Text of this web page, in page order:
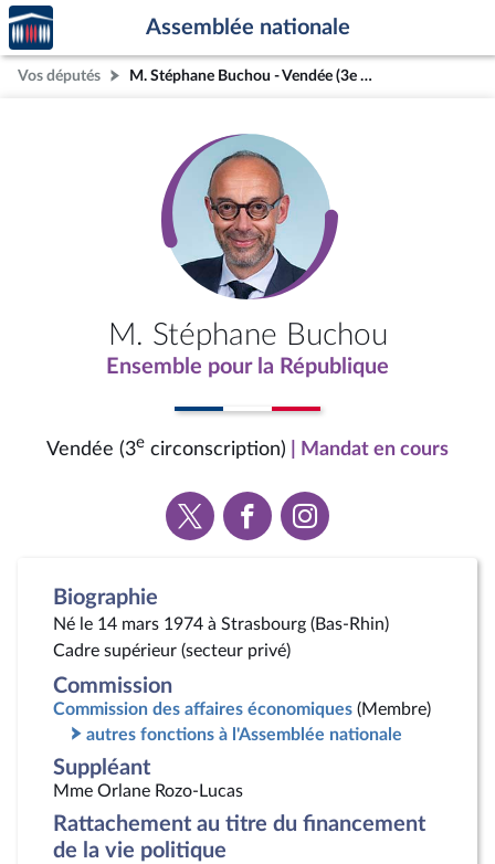
Aller au contenu
Aller en bas de la page
Accèder
à la
page
d'accueil
Assemblée nationale
Vos députés M. Stéphane Buchou - Vendée (3e circonscription)
M. Stéphane Buchou
Ensemble pour la République
Vendée (3e circonscription) | Mandat en cours
Voir
la
Voir
la
Voir
la
Biographie
Né le 14 mars 1974 à Strasbourg (Bas-Rhin)
Cadre supérieur (secteur privé)
Commission
Commission des affaires économiques (Membre)
autres fonctions à l'Assemblée nationale
Suppléant
Mme Orlane Rozo-Lucas
Rattachement au titre du financement
de la vie politique